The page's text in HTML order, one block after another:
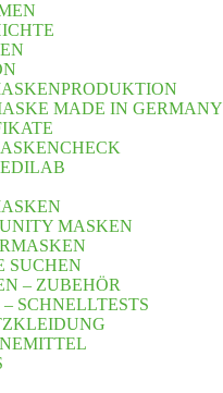
MADE IN GERMANY
MASKEN
SUCHEN
– ZUBEHÖR
SCHNELLTESTS